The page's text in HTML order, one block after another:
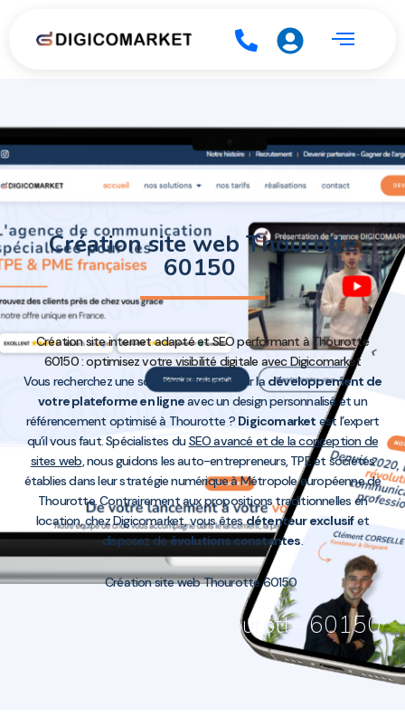
Création site web Thourotte
60150
Création site internet adapté et SEO performant à Thourotte
60150 : optimisez votre visibilité digitale avec Digicomarket
Vous recherchez une solution efficace pour la développement de
votre plateforme en ligneavec un design personnalisé et un
référencement optimisé à Thourotte ? Digicomarket est l’expert
qu’il vous faut. Spécialistes duSEO avancé et de la conception de
sites web , nous guidons les auto-entrepreneurs, TPE et sociétés
établies dans leur stratégie numérique à Métropole européenne de
Thourotte. Contrairement aux propositions traditionnelles en
location, chez Digicomarket, vous êtesdétenteur exclusifet
disposez deévolutions constantes.
Création site web Thourotte 60150
Création site web Thourotte 60150